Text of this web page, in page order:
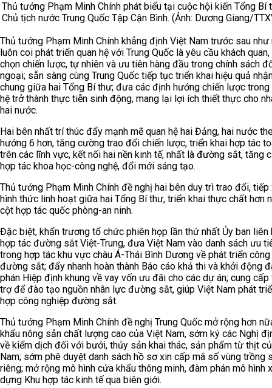
Thủ tướng Phạm Minh Chính phát biểu tại cuộc hội kiến Tổng Bí
Chủ tịch nước Trung Quốc Tập Cận Bình. (Ảnh: Dương Giang/
Thủ tướng Phạm Minh Chính khẳng định Việt Nam trước sau như
luôn coi phát triển quan hệ với Trung Quốc là yêu cầu khách
chọn chiến lược, tự nhiên và ưu tiên hàng đầu trong chính sách
ngoại; sẵn sàng cùng Trung Quốc tiếp tục triển khai hiệu quả
chung giữa hai Tổng Bí thư; đưa các định hướng chiến lược trong
hệ trở thành thực tiễn sinh động, mang lại lợi ích thiết thực cho
hai nước.
Hai bên nhất trí thúc đẩy mạnh mẽ quan hệ hai Đảng, hai nước
hướng 6 hơn, tăng cường trao đổi chiến lược, triển khai hợp tác
trên các lĩnh vực, kết nối hai nền kinh tế, nhất là đường sắt, tăng
hợp tác khoa học-công nghệ, đổi mới sáng tạo.
Thủ tướng Phạm Minh Chính đề nghị hai bên duy trì trao đổi, tiếp
hình thức linh hoạt giữa hai Tổng Bí thư, triển khai thực chất hơn
cột hợp tác quốc phòng-an ninh.
Đặc biệt, khẩn trương tổ chức phiên họp lần thứ nhất Ủy ban liên
hợp tác đường sắt Việt-Trung, đưa Việt Nam vào danh sách ưu
trong hợp tác khu vực châu Á-Thái Bình Dương về phát triển
đường sắt; đẩy nhanh hoàn thành Báo cáo khả thi và khởi động
phán Hiệp định khung về vay vốn ưu đãi cho các dự án; cung cấp
trợ để đào tạo nguồn nhân lực đường sắt, giúp Việt Nam phát
hợp công nghiệp đường sắt.
Thủ tướng Phạm Minh Chính đề nghị Trung Quốc mở rộng hơn
khẩu nông sản chất lượng cao của Việt Nam, sớm ký các Nghị
về kiểm dịch đối với bưởi, thủy sản khai thác, sản phẩm từ thịt
Nam; sớm phê duyệt danh sách hồ sơ xin cấp mã số vùng trồng
riêng; mở rộng mô hình cửa khẩu thông minh, đàm phán mô hình
dựng Khu hợp tác kinh tế qua biên giới.